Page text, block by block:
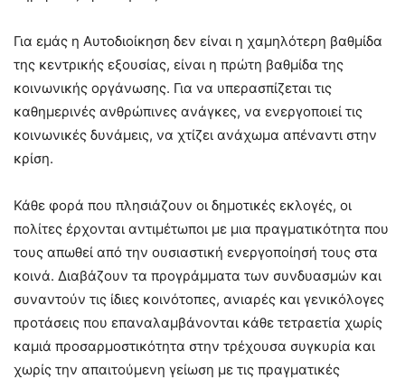
Για εμάς η Αυτοδιοίκηση δεν είναι η χαμηλότερη βαθμίδα
της κεντρικής εξουσίας, είναι η πρώτη βαθμίδα της
κοινωνικής οργάνωσης. Για να υπερασπίζεται τις
καθημερινές ανθρώπινες ανάγκες, να ενεργοποιεί τις
κοινωνικές δυνάμεις, να χτίζει ανάχωμα απέναντι στην
κρίση.
Κάθε φορά που πλησιάζουν οι δημοτικές εκλογές, οι
πολίτες έρχονται αντιμέτωποι με μια πραγματικότητα που
τους απωθεί από την ουσιαστική ενεργοποίησή τους στα
κοινά. Διαβάζουν τα προγράμματα των συνδυασμών και
συναντούν τις ίδιες κοινότοπες, ανιαρές και γενικόλογες
προτάσεις που επαναλαμβάνονται κάθε τετραετία χωρίς
καμιά προσαρμοστικότητα στην τρέχουσα συγκυρία και
χωρίς την απαιτούμενη γείωση με τις πραγματικές